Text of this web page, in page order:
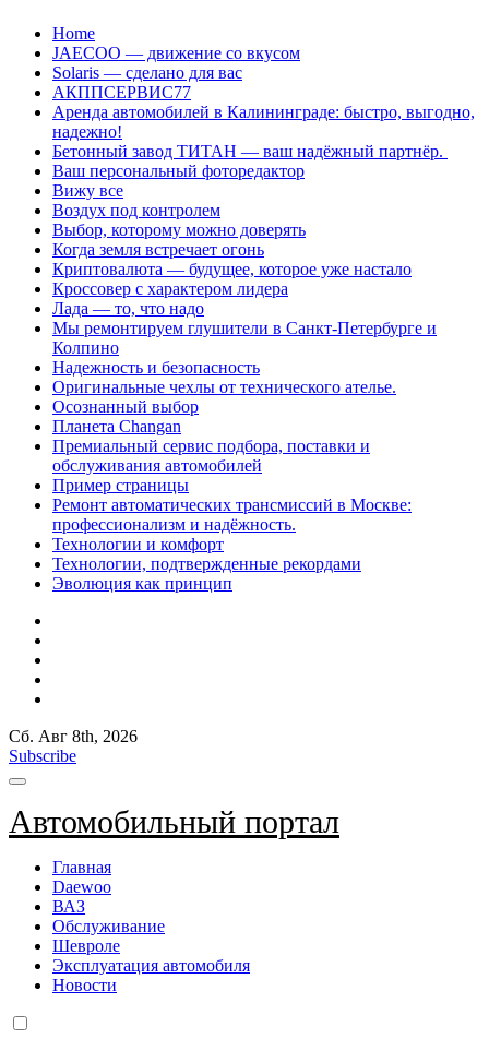
Перейти
содержанию
Home
JAECOO — движение со вкусом
Solaris — сделано для вас
АКППСЕРВИС77
Аренда автомобилей в Калининграде: быстро, выгодно,
надежно!
Бетонный завод ТИТАН — ваш надёжный партнёр.
Ваш персональный фоторедактор
Вижу все
Воздух под контролем
Выбор, которому можно доверять
Когда земля встречает огонь
Криптовалюта — будущее, которое уже настало
Кроссовер с характером лидера
Лада — то, что надо
Мы ремонтируем глушители в Санкт-Петербурге и
Колпино
Надежность и безопасность
Оригинальные чехлы от технического ателье.
Осознанный выбор
Планета Changan
Премиальный сервис подбора, поставки и
обслуживания автомобилей
Пример страницы
Ремонт автоматических трансмиссий в Москве:
профессионализм и надёжность.
Технологии и комфорт
Технологии, подтвержденные рекордами
Эволюция как принцип
Сб. Авг 8th, 2026
Subscribe
Автомобильный портал
Главная
Daewoo
ВАЗ
Обслуживание
Шевроле
Эксплуатация автомобиля
Новости